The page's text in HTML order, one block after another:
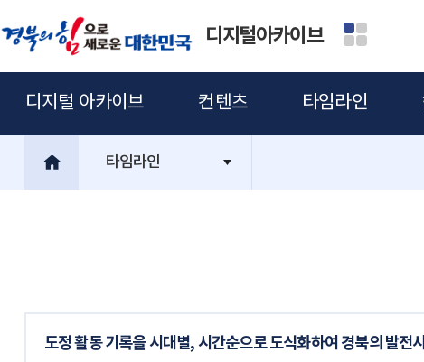
디지털아카이브
디지털 아카이브 컨텐츠 타임라인
타임라인
도정 활동 기록을 시대별, 시간순으로 도식화하여 경북의 발전